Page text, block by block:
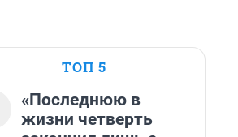
ТОП 5
«Последнюю в
жизни четверть